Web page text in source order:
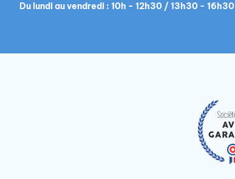
Du lundi au vendredi : 10h - 12h30 / 13h30 - 16h30